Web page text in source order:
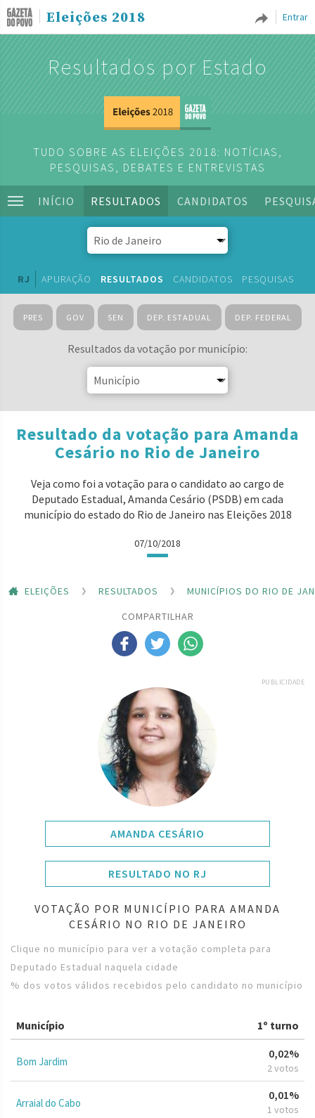
Entrar
Eleições 2018
Resultados por Estado
TUDO SOBRE AS ELEIÇÕES 2018: NOTÍCIAS,
PESQUISAS, DEBATES E ENTREVISTAS
INÍCIO RESULTADOS CANDIDATOS
RJ APURAÇÃO RESULTADOS CANDIDATOS PESQUISAS
PRES GOV SEN DEP. ESTADUAL DEP. FEDERAL
Resultados da votação por município:
Resultado da votação para Amanda
Cesário no Rio de Janeiro
Veja como foi a votação para o candidato ao cargo de
Deputado Estadual, Amanda Cesário (PSDB) em cada
município do estado do Rio de Janeiro nas Eleições 2018
07/10/2018
ELEIÇÕES RESULTADOS
MUNICÍPIOS DO RIO DE
COMPARTILHAR
PUBLICIDADE
AMANDA CESÁRIO
RESULTADO NO RJ
VOTAÇÃO POR MUNICÍPIO PARA AMANDA
CESÁRIO NO RIO DE JANEIRO
Clique no município para ver a votação completa para
Deputado Estadual naquela cidade
% dos votos válidos recebidos pelo candidato no município
Município 1º turno
Bom Jardim
0,02%
2 votos
Arraial do Cabo
0,01%
1 votos